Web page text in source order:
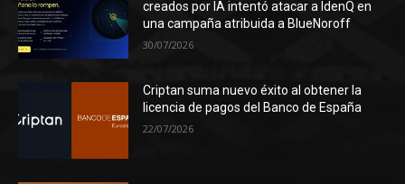
creados por IA intentó atacar a IdenQ en
una campaña atribuida a BlueNoroff
30/07/2026
Criptan suma nuevo éxito al obtener la
licencia de pagos del Banco de España
22/07/2026